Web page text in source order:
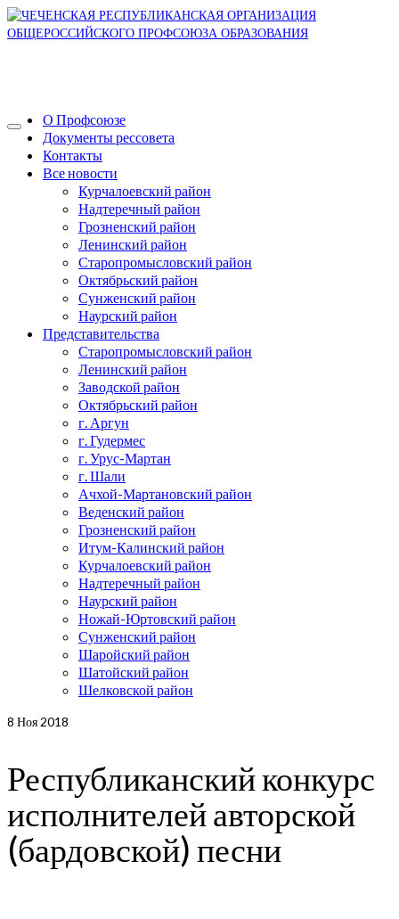
О Профсоюзе
Документы рессовета
Контакты
Все новости
Курчалоевский район
Надтеречный район
Грозненский район
Ленинский район
Старопромысловский район
Октябрьский район
Сунженский район
Наурский район
Представительства
Старопромысловский район
Ленинский район
Заводской район
Октябрьский район
г. Аргун
г. Гудермес
г. Урус-Мартан
г. Шали
Ачхой-Мартановский район
Веденский район
Грозненский район
Итум-Калинский район
Курчалоевский район
Надтеречный район
Наурский район
Ножай-Юртовский район
Сунженский район
Шаройский район
Шатойский район
Шелковской район
8 Ноя 2018
Республиканский конкурс
исполнителей авторской
(бардовской) песни